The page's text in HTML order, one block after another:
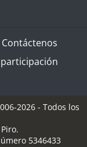
Contáctenos
participación
2026 - Todos los
5346433